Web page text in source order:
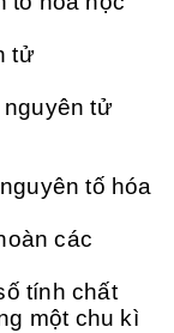
tử
nguyên tử
tố hóa
các
tính chất
một chu kì